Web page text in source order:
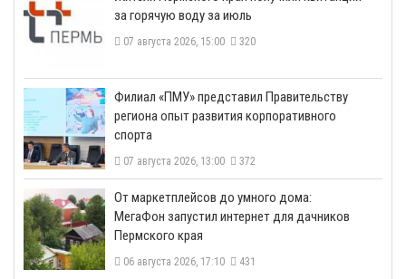
за горячую воду за июль
07 августа 2026, 15:00 320
​Филиал «ПМУ» представил Правительству
региона опыт развития корпоративного
спорта
07 августа 2026, 13:00 372
От маркетплейсов до умного дома:
МегаФон запустил интернет для дачников
Пермского края
06 августа 2026, 17:10 431